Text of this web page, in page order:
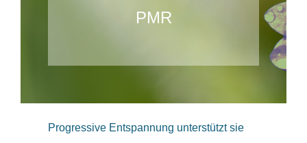
PMR
Progressive Entspannung unterstützt sie